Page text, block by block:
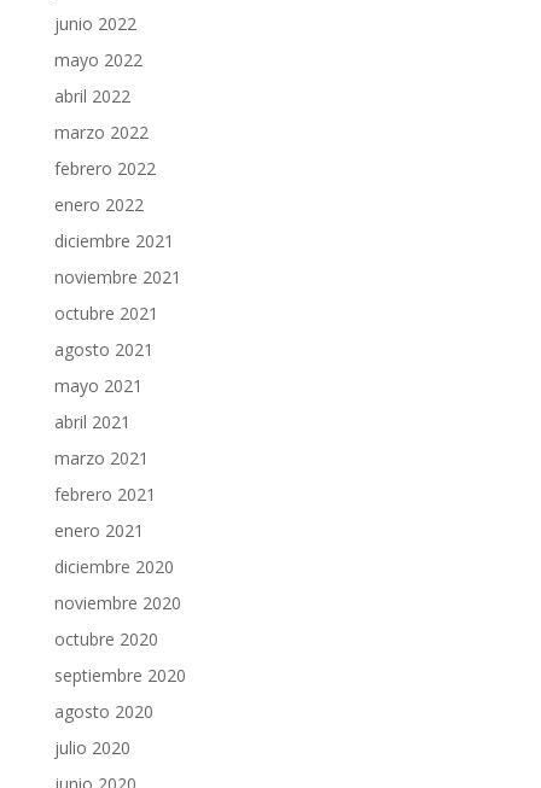
junio 2022
mayo 2022
abril 2022
marzo 2022
febrero 2022
enero 2022
diciembre 2021
noviembre 2021
octubre 2021
agosto 2021
mayo 2021
abril 2021
marzo 2021
febrero 2021
enero 2021
diciembre 2020
noviembre 2020
octubre 2020
septiembre 2020
agosto 2020
julio 2020